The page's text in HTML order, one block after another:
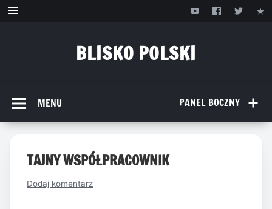
Przejdź
BLISKO POLSKI
PANEL BOCZNY
MENU
TAJNY WSPÓŁPRACOWNIK
Dodaj komentarz